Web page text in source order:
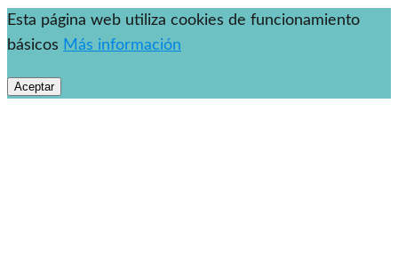
Esta página web utiliza cookies de funcionamiento
básicos Más información
Aceptar